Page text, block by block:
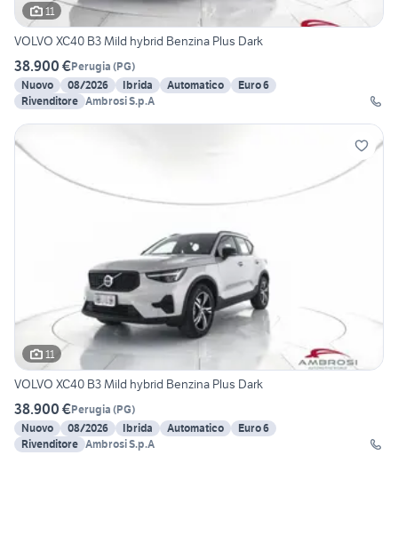
11
VOLVO XC40 B3 Mild hybrid Benzina Plus Dark
38.900 €Perugia (PG)
Nuovo
08/2026 Ibrida Automatico
Euro 6
Rivenditore Ambrosi S.p.A
11
VOLVO XC40 B3 Mild hybrid Benzina Plus Dark
38.900 €Perugia (PG)
Nuovo
08/2026 Ibrida Automatico
Euro 6
Rivenditore Ambrosi S.p.A